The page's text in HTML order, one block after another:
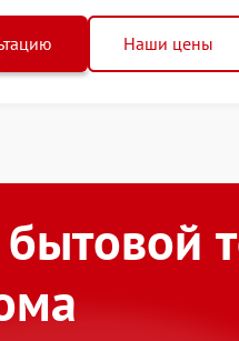
Наши цены